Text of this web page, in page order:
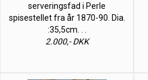
serveringsfad i Perle
spisestellet fra år 1870-90. Dia.
:35,5cm. . .
2.000,- DKK